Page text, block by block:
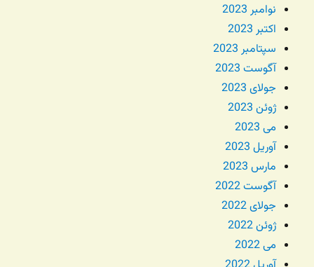
نوامبر 2023
اکتبر 2023
سپتامبر 2023
آگوست 2023
جولای 2023
ژوئن 2023
می 2023
آوریل 2023
مارس 2023
آگوست 2022
جولای 2022
ژوئن 2022
می 2022